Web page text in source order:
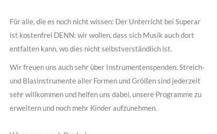
Für alle, die es noch nicht wissen: Der Unterricht bei Superar
ist kostenfrei DENN: wir wollen, dass sich Musik auch dort
entfalten kann, wo dies nicht selbstverständlich ist.
Wir freuen uns auch sehr über Instrumentenspenden. Streich-
und Blasinstrumente aller Formen und Größen sind jederzeit
sehr willkommen und helfen uns dabei, unsere Programme zu
erweitern und noch mehr Kinder aufzunehmen.